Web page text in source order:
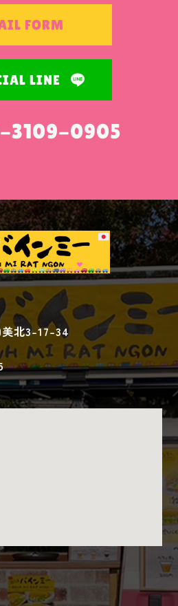
FORM
LINE
3109-0905
北3-17-34